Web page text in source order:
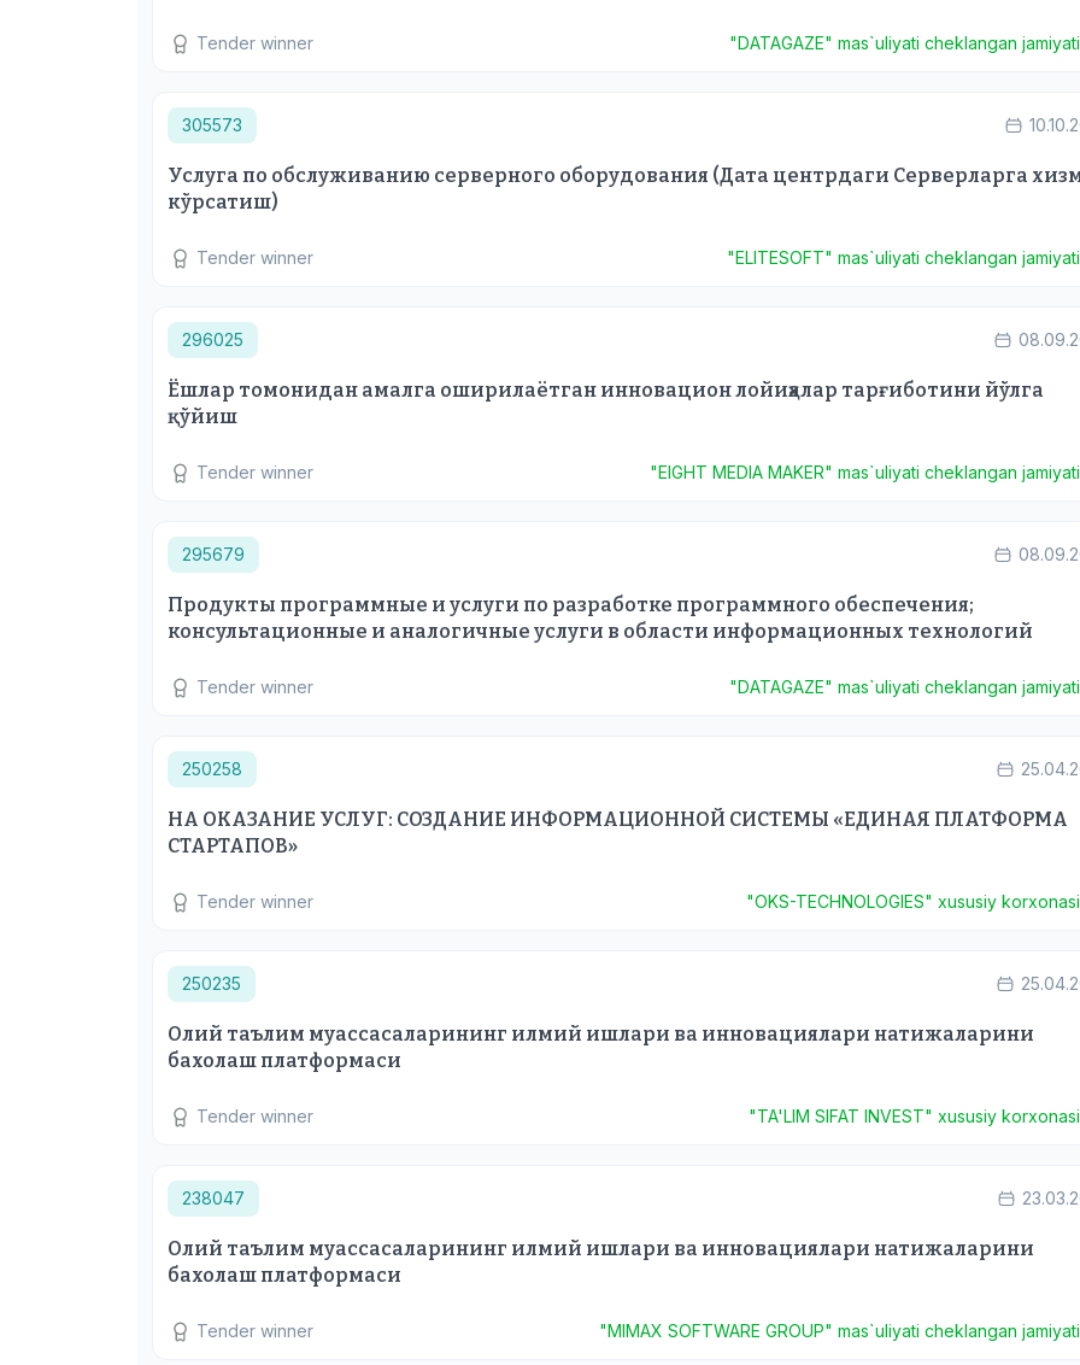
Tender winner "DATAGAZE" mas`uliyati cheklangan
305573
Услуга по обслуживанию серверного оборудования (Дата центрдаги Серверларга
кўрсатиш)
Tender winner "ELITESOFT" mas`uliyati cheklangan
296025
Ёшлар томонидан амалга оширилаётган инновацион лойиҳалар тарғиботини йўлга
қўйиш
Tender winner "EIGHT MEDIA MAKER" mas`uliyati cheklangan
295679
Продукты программные и услуги по разработке программного обеспечения;
консультационные и аналогичные услуги в области информационных технологий
Tender winner "DATAGAZE" mas`uliyati cheklangan
250258
НА ОКАЗАНИЕ УСЛУГ: СОЗДАНИЕ ИНФОРМАЦИОННОЙ СИСТЕМЫ «ЕДИНАЯ ПЛАТФОРМА
СТАРТАПОВ»
Tender winner "OKS-TECHNOLOGIES" xususiy
250235
Олий таълим муассасаларининг илмий ишлари ва инновациялари натижаларини
бахолаш платформаси
Tender winner "TA'LIM SIFAT INVEST" xususiy
238047
Олий таълим муассасаларининг илмий ишлари ва инновациялари натижаларини
бахолаш платформаси
Tender winner "MIMAX SOFTWARE GROUP" mas`uliyati cheklangan